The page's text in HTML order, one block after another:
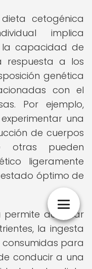
cetogénica
implica
la capacidad de
respuesta a los
genética
con el
Por ejemplo,
una
de cuerpos
otras pueden
ligeramente
óptimo de
permite adaptar
la ingesta
para
conducir a una